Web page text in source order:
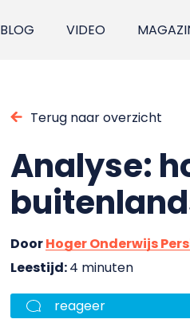
BLOG VIDEO
Terug naar overzicht
Analyse:
DoorHoger Onderwijs
Leestijd:4 minuten
reageer